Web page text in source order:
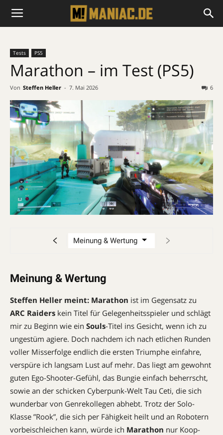
Tests PS5
Marathon – im Test (PS5)
Von Steffen Heller - 7. Mai 2026 6
Meinung & Wertung
Steffen Heller meint: Marathon ist im Gegensatz zu
ARC Raiders kein Titel für Gelegenheitsspieler und schlägt
mir zu Beginn wie ein Souls-Titel ins Gesicht, wenn ich zu
ungestüm agiere. Doch nachdem ich nach etlichen Runden
voller Misserfolge endlich die ersten Triumphe einfahre,
verspüre ich langsam Lust auf mehr. Das liegt am gewohnt
guten Ego-Shooter-Gefühl, das Bungie einfach beherrscht,
sowie an der schicken Cyberpunk-Welt Tau Ceti, die sich
wunderbar von Genrekollegen abhebt. Trotz der Solo-
Klasse ”Rook”, die sich per Fähigkeit heilt und an Robotern
vorbeischleichen kann, würde ich Marathon nur Koop-